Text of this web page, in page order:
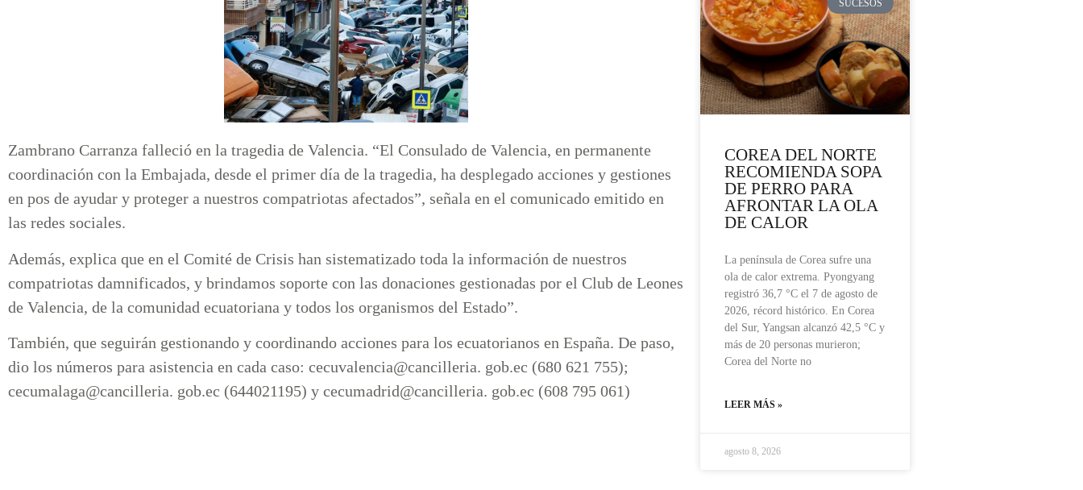
Zambrano Carranza falleció en la tragedia de Valencia. “El Consulado de Valencia, en permanente
coordinación con la Embajada, desde el primer día de la tragedia, ha desplegado acciones y gestiones
en pos de ayudar y proteger a nuestros compatriotas afectados”, señala en el comunicado emitido en
las redes sociales.
Además, explica que en el Comité de Crisis han sistematizado toda la información de nuestros
compatriotas damnificados, y brindamos soporte con las donaciones gestionadas por el Club de Leones
de Valencia, de la comunidad ecuatoriana y todos los organismos del Estado”.
También, que seguirán gestionando y coordinando acciones para los ecuatorianos en España. De paso,
dio los números para asistencia en cada caso: cecuvalencia@cancilleria. gob.ec (680 621 755);
cecumalaga@cancilleria. gob.ec (644021195) y cecumadrid@cancilleria. gob.ec (608 795 061)
SUCESOS
COREA DEL NORTE
RECOMIENDA SOPA
DE PERRO PARA
AFRONTAR LA OLA
DE CALOR
La península de Corea sufre una
ola de calor extrema. Pyongyang
registró 36,7 °C el 7 de agosto de
2026, récord histórico. En Corea
del Sur, Yangsan alcanzó 42,5 °C y
más de 20 personas murieron;
Corea del Norte no
LEER MÁS »
agosto 8, 2026